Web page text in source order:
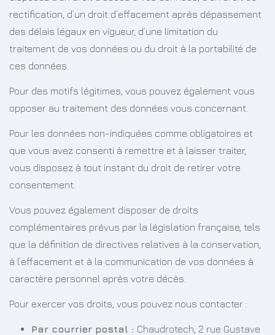
rectification, d’un droit d’effacement après dépassement
des délais légaux en vigueur, d’une limitation du
traitement de vos données ou du droit à la portabilité de
ces données.
Pour des motifs légitimes, vous pouvez également vous
opposer au traitement des données vous concernant.
Pour les données non-indiquées comme obligatoires et
que vous avez consenti à remettre et à laisser traiter,
vous disposez à tout instant du droit de retirer votre
consentement.
Vous pouvez également disposer de droits
complémentaires prévus par la législation française, tels
que la définition de directives relatives à la conservation,
à l’effacement et à la communication de vos données à
caractère personnel après votre décès.
Pour exercer vos droits, vous pouvez nous contacter :
Par courrier postal : Chaudrotech, 2 rue Gustave